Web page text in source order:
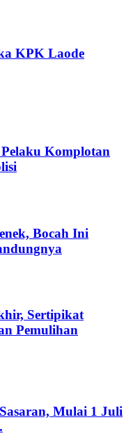
KPK Laode
Komplotan
Bocah Ini
Sertipikat
Pemulihan
Mulai 1 Juli